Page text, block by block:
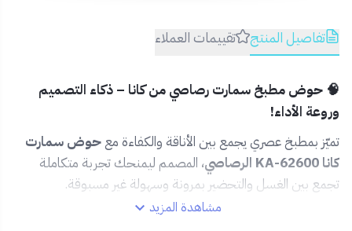
تفاصيل المنتج تقييمات العملاء
🧠 حوض مطبخ سمارت رصاصي من كانا – ذكاء التصميم
وروعة الأداء!
تميّز بمطبخ عصري يجمع بين الأناقة والكفاءة معحوض سمارت
كانا KA-62600 الرصاصي
، المصمم ليمنحك تجربة متكاملة
تجمع بين الغسل والتحضير بمرونة وسهولة غير مسبوقة.
مشاهدة المزيد